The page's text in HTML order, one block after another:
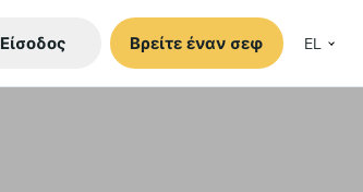
Είσοδος Βρείτε έναν σεφ EL